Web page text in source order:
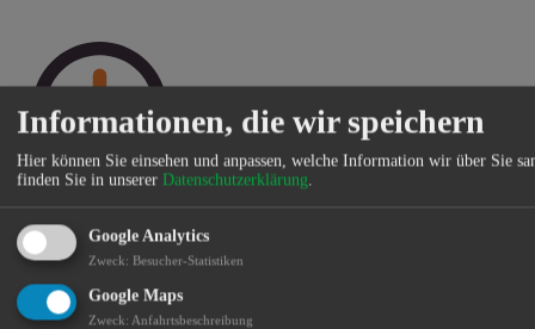
Sa 15:00 Uhr
Informationen, die wir speichern
Hier können Sie einsehen und anpassen, welche Information wir über Sie
finden Sie in unserer Datenschutzerklärung.
Google Analytics
Zweck: Besucher-Statistiken
Google Maps
Zweck: Anfahrtsbeschreibung